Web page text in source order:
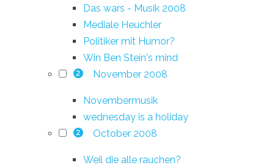
Das wars - Musik 2008
Mediale Heuchler
Politiker mit Humor?
Win Ben Stein's mind
2 November 2008
Novembermusik
wednesday is a holiday
2 October 2008
Weil die alle rauchen?